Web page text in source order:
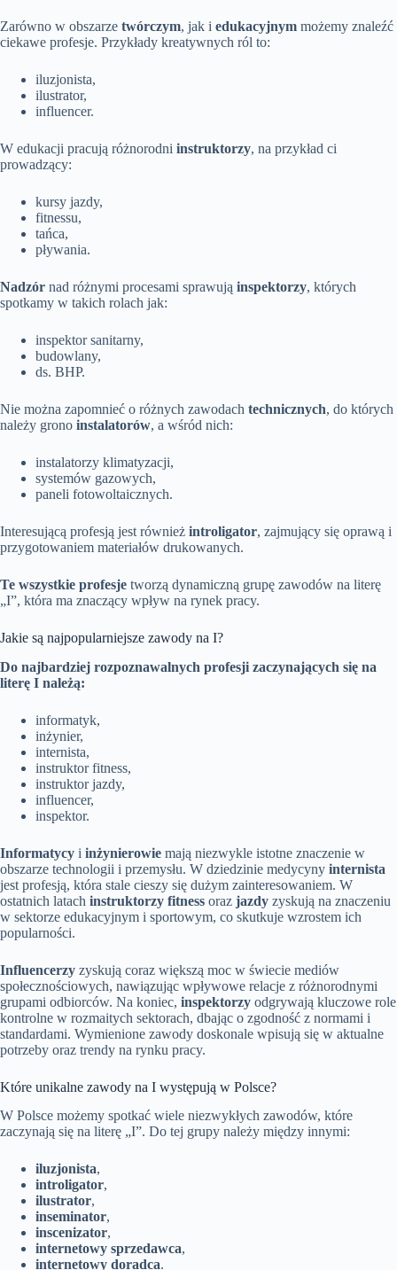
Zarówno w obszarze twórczym, jak i edukacyjnym możemy znaleźć
ciekawe profesje. Przykłady kreatywnych ról to:
iluzjonista,
ilustrator,
influencer.
W edukacji pracują różnorodni instruktorzy, na przykład ci
prowadzący:
kursy jazdy,
fitnessu,
tańca,
pływania.
Nadzór nad różnymi procesami sprawują inspektorzy, których
spotkamy w takich rolach jak:
inspektor sanitarny,
budowlany,
ds. BHP.
Nie można zapomnieć o różnych zawodach technicznych, do których
należy grono instalatorów, a wśród nich:
instalatorzy klimatyzacji,
systemów gazowych,
paneli fotowoltaicznych.
Interesującą profesją jest również introligator, zajmujący się oprawą i
przygotowaniem materiałów drukowanych.
Te wszystkie profesje tworzą dynamiczną grupę zawodów na literę
„I”, która ma znaczący wpływ na rynek pracy.
Jakie są najpopularniejsze zawody na I?
Do najbardziej rozpoznawalnych profesji zaczynających się na
literę I należą:
informatyk,
inżynier,
internista,
instruktor fitness,
instruktor jazdy,
influencer,
inspektor.
Informatycy i inżynierowie mają niezwykle istotne znaczenie w
obszarze technologii i przemysłu. W dziedzinie medycyny internista
jest profesją, która stale cieszy się dużym zainteresowaniem. W
ostatnich latach instruktorzy fitness oraz jazdy zyskują na znaczeniu
w sektorze edukacyjnym i sportowym, co skutkuje wzrostem ich
popularności.
Influencerzy zyskują coraz większą moc w świecie mediów
społecznościowych, nawiązując wpływowe relacje z różnorodnymi
grupami odbiorców. Na koniec, inspektorzy odgrywają kluczowe role
kontrolne w rozmaitych sektorach, dbając o zgodność z normami i
standardami. Wymienione zawody doskonale wpisują się w aktualne
potrzeby oraz trendy na rynku pracy.
Które unikalne zawody na I występują w Polsce?
W Polsce możemy spotkać wiele niezwykłych zawodów, które
zaczynają się na literę „I”. Do tej grupy należy między innymi:
iluzjonista,
introligator,
ilustrator,
inseminator,
inscenizator,
internetowy sprzedawca,
internetowy doradca.